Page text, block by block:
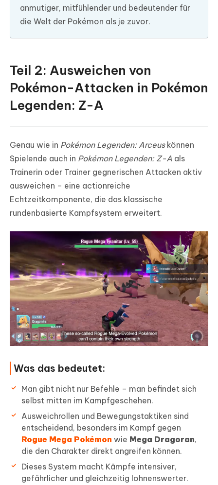
anmutiger, mitfühlender und bedeutender für
die Welt der Pokémon als je zuvor.
Teil 2: Ausweichen von
Pokémon-Attacken in Pokémon
Legenden: Z-A
Genau wie in Pokémon Legenden: Arceuskönnen
Spielende auch in Pokémon Legenden: Z-A als
Trainerin oder Trainer gegnerischen Attacken aktiv
ausweichen – eine actionreiche
Echtzeitkomponente, die das klassische
rundenbasierte Kampfsystem erweitert.
Was das bedeutet:
Man gibt nicht nur Befehle – man befindet sich
selbst mitten im Kampfgeschehen.
Ausweichrollen und Bewegungstaktiken sind
entscheidend, besonders im Kampf gegen
Rogue Mega Pokémon wie Mega Dragoran,
die den Charakter direkt angreifen können.
Dieses System macht Kämpfe intensiver,
gefährlicher und gleichzeitig lohnenswerter.